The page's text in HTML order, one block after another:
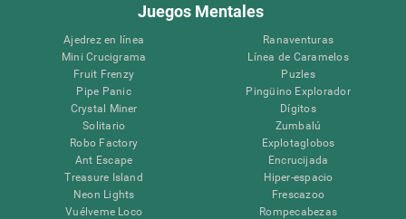
Juegos Mentales
Ajedrez en línea
Mini Crucigrama
Fruit Frenzy
Pipe Panic
Crystal Miner
Solitario
Robo Factory
Ant Escape
Treasure Island
Neon Lights
Vuélveme Loco
Ranaventuras
Línea de Caramelos
Puzles
Pingüino Explorador
Dígitos
Zumbalú
Explotaglobos
Encrucijada
Hiper-espacio
Frescazoo
Rompecabezas